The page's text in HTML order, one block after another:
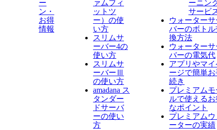
ー
ン・
お得
情報
ァムフィ
ットツ
ー）の使
い方
スリムサ
ーバー4の
使い方
スリムサ
ーバーⅢ
の使い方
amadana ス
タンダー
ドサーバ
ーの使い
方
ーニン
サービ
ウォーター
バーのボトル
換方法
ウォーター
バーの電気代
アプリやマイ
ージで簡単お
続き
プレミアムモ
ルで使える
なポイント
プレミアムウ
ーターの実績